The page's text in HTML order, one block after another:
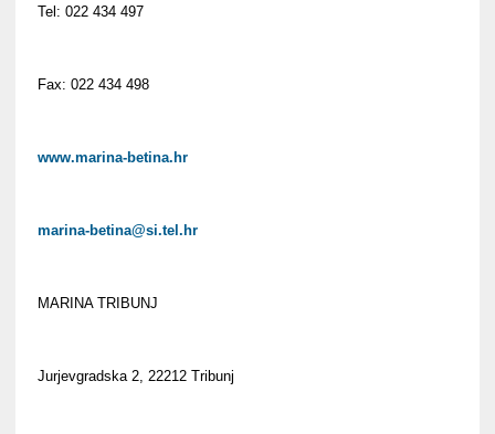
Tel: 022 434 497
Fax: 022 434 498
www.marina-betina.hr
marina-betina@si.tel.hr
MARINA TRIBUNJ
Jurjevgradska 2, 22212 Tribunj